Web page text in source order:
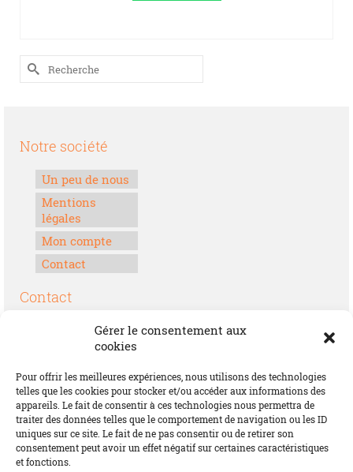
Gérer le consentement aux
cookies
Pour offrir les meilleures expériences, nous utilisons des technologies
telles que les cookies pour stocker et/ou accéder aux informations des
appareils. Le fait de consentir à ces technologies nous permettra de
traiter des données telles que le comportement de navigation ou les ID
uniques sur ce site. Le fait de ne pas consentir ou de retirer son
consentement peut avoir un effet négatif sur certaines caractéristiques
et fonctions.
Rechercher :
Notre société
Un peu de nous
Mentions
légales
Mon compte
Contact
Contact
Boulevard Félix Houphouët-Boigny
contact@offrirdubonheur.com
Blog